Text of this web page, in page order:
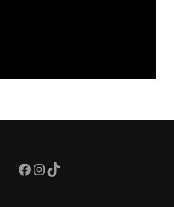
Facebook
Instagram
TikTok